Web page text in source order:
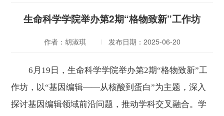
生命科学学院举办第2期“格物致新”工作坊
作者：胡淑琪 发布日期：2025-06-20
6月19日，生命科学学院举办第2期“格物致新”工
作坊 ， 以“基因编辑——从核酸到蛋白”为主题，深入
探讨基因编辑领域前沿问题，推动学科交叉融合。学